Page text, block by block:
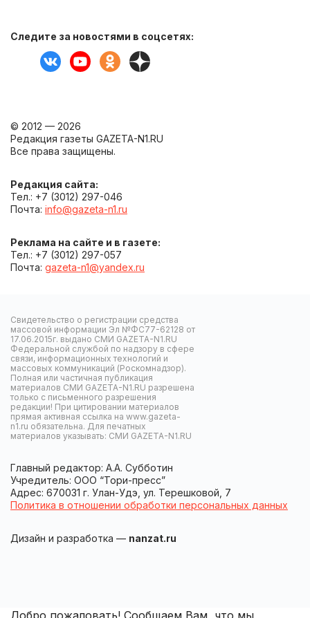
Следите за новостями в соцсетях:
© 2012 — 2026
Редакция газеты GAZETA-N1.RU
Все права защищены.
Редакция сайта:
Тел.: +7 (3012) 297-046
Почта: info@gazeta-n1.ru
Реклама на сайте и в газете:
Тел.: +7 (3012) 297-057
Почта: gazeta-n1@yandex.ru
Свидетельство о регистрации средства
массовой информации Эл №ФС77-62128 от
17.06.2015г. выдано СМИ GAZETA-N1.RU
Федеральной службой по надзору в сфере
связи, информационных технологий и
массовых коммуникаций (Роскомнадзор).
Полная или частичная публикация
материалов СМИ GAZETA-N1.RU разрешена
только с письменного разрешения
редакции! При цитировании материалов
прямая активная ссылка на www.gazeta-
n1.ru обязательна. Для печатных
материалов указывать: СМИ GAZETA-N1.RU
Главный редактор: А.А. Субботин
Учредитель: ООО “Тори-пресс”
Адрес: 670031 г. Улан-Удэ, ул. Терешковой, 7
Политика в отношении обработки персональных данных
Дизайн и разработка — nanzat.ru